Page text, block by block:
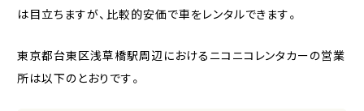
は目立ちますが、比較的安価で車をレンタルできます。
東京都台東区浅草橋駅周辺におけるニコニコレンタカーの営業
所は以下のとおりです。